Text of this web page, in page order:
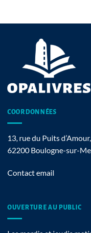
COORDONNÉES
13, rue du Puits d’Amour,
62200 Boulogne-sur-
Contact email
OUVERTURE AU PUBLIC